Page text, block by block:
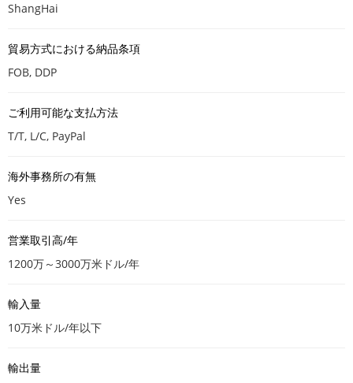
ShangHai
貿易方式における納品条項
FOB, DDP
ご利用可能な支払方法
T/T, L/C, PayPal
海外事務所の有無
Yes
営業取引高/年
1200万～3000万米ドル/年
輸入量
10万米ドル/年以下
輸出量